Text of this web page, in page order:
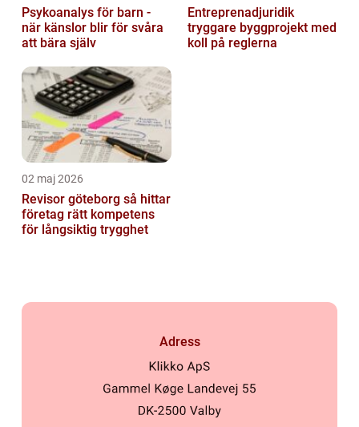
Psykoanalys för barn -
när känslor blir för svåra
att bära själv
Entreprenadjuridik
tryggare byggprojekt med
koll på reglerna
02 maj 2026
Revisor göteborg så hittar
företag rätt kompetens
för långsiktig trygghet
Adress